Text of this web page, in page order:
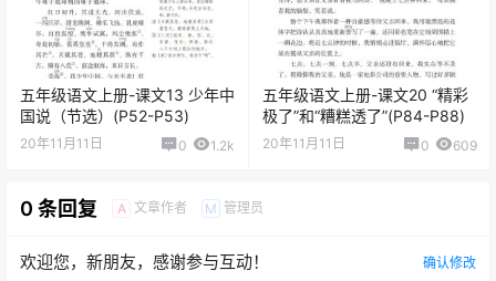
五年级语文上册-课文13 少年中
国说（节选）(P52-P53)
20年11月11日 0 1.2k
五年级语文上册-课文20 “精彩
极了”和“糟糕透了”(P84-P88)
20年11月11日 0 609
0 条回复 A 文章作者 M 管理员
欢迎您，新朋友，感谢参与互动！ 确认修改